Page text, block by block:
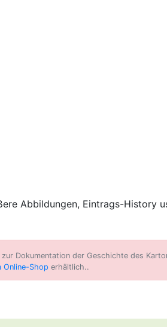
Abbildungen, Eintrags-History
Dokumentation der Geschichte des
Online-Shop erhältlich..